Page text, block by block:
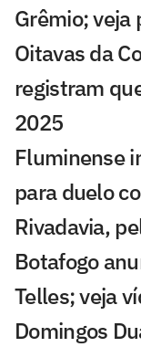
Grêmio; veja
Oitavas da
registram
2025
Fluminense
para duelo
Rivadavia,
Botafogo
Telles; veja
Domingos